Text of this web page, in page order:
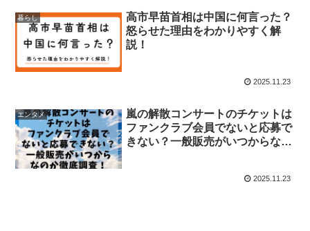
暮らし
高市早苗首相は中国に何言った？
怒らせた理由をわかりやすく解
説！
2025.11.23
エンタメ
嵐の解散コンサートのチケットは
ファンクラブ会員でないと応募で
きない？一般販売がいつからなの
2025.11.23